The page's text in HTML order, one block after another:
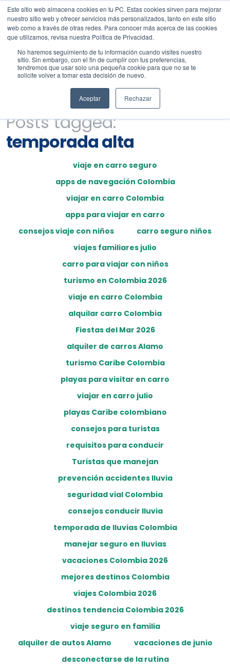
Este sitio web almacena cookies en tu PC. Estas cookies sirven para mejorar
nuestro sitio web y ofrecer servicios más personalizados, tanto en este sitio
web como a través de otras redes. Para conocer más acerca de las cookies
que utilizamos, revisa nuestra Política de Privacidad.
No haremos seguimiento de tu información cuando visites nuestro
sitio. Sin embargo, con el fin de cumplir con tus preferencias,
tendremos que usar solo una pequeña cookie para que no se te
solicite volver a tomar esta decisión de nuevo.
Aceptar Rechazar
Posts tagged:
temporada alta
viaje en carro seguro
apps de navegación Colombia
viajar en carro Colombia
apps para viajar en carro
consejos viaje con niños
carro seguro niños
viajes familiares julio
carro para viajar con niños
turismo en Colombia 2026
viaje en carro Colombia
alquilar carro Colombia
Fiestas del Mar 2026
alquiler de carros Alamo
turismo Caribe Colombia
playas para visitar en carro
viajar en carro julio
playas Caribe colombiano
consejos para turistas
requisitos para conducir
Turistas que manejan
prevención accidentes lluvia
seguridad vial Colombia
consejos conducir lluvia
temporada de lluvias Colombia
manejar seguro en lluvias
vacaciones Colombia 2026
mejores destinos Colombia
viajes Colombia 2026
destinos tendencia Colombia 2026
viaje seguro en familia
alquiler de autos Alamo
vacaciones de junio
desconectarse de la rutina